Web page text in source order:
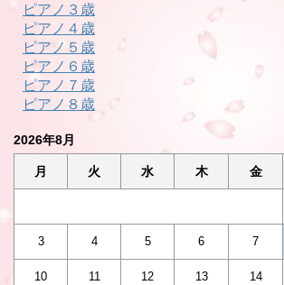
ピアノ３歳
ピアノ４歳
ピアノ５歳
ピアノ６歳
ピアノ７歳
ピアノ８歳
2026年8月
月 火 水 木 金
3 4 5 6 7
10 11 12 13 14